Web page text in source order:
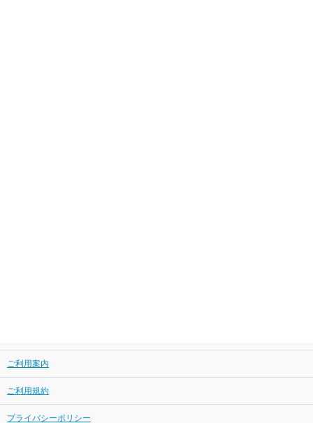
ご利用案内
ご利用規約
プライバシーポリシー